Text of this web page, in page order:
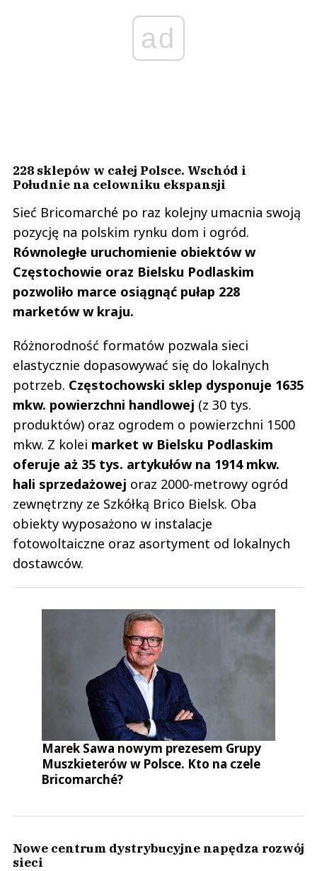
ad
228 sklepów w całej Polsce. Wschód i
Południe na celowniku ekspansji
Sieć Bricomarché po raz kolejny umacnia swoją
pozycję na polskim rynku dom i ogród.
Równoległe uruchomienie obiektów w
Częstochowie oraz Bielsku Podlaskim
pozwoliło marce osiągnąć pułap 228
marketów w kraju.
Różnorodność formatów pozwala sieci
elastycznie dopasowywać się do lokalnych
potrzeb. Częstochowski sklep dysponuje 1635
mkw. powierzchni handlowej (z 30 tys.
produktów) oraz ogrodem o powierzchni 1500
mkw. Z kolei market w Bielsku Podlaskim
oferuje aż 35 tys. artykułów na 1914 mkw.
hali sprzedażowej oraz 2000-metrowy ogród
zewnętrzny ze Szkółką Brico Bielsk. Oba
obiekty wyposażono w instalacje
fotowoltaiczne oraz asortyment od lokalnych
dostawców.
Marek Sawa nowym prezesem Grupy
Muszkieterów w Polsce. Kto na czele
Bricomarché?
Nowe centrum dystrybucyjne napędza rozwój
sieci